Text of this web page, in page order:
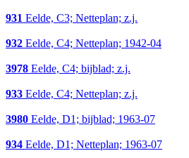
931 Eelde, C3; Netteplan; z.j.
932 Eelde, C4; Netteplan; 1942-04
3978 Eelde, C4; bijblad; z.j.
933 Eelde, C4; Netteplan; z.j.
3980 Eelde, D1; bijblad; 1963-07
934 Eelde, D1; Netteplan; 1963-07